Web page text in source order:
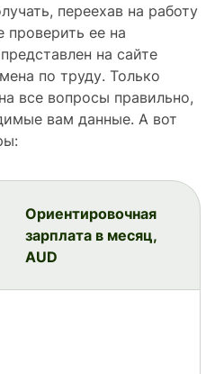
переехав на работу
ее на
на сайте
по труду. Только
все вопросы правильно,
вам данные. А вот
Ориентировочная
зарплата в месяц,
AUD